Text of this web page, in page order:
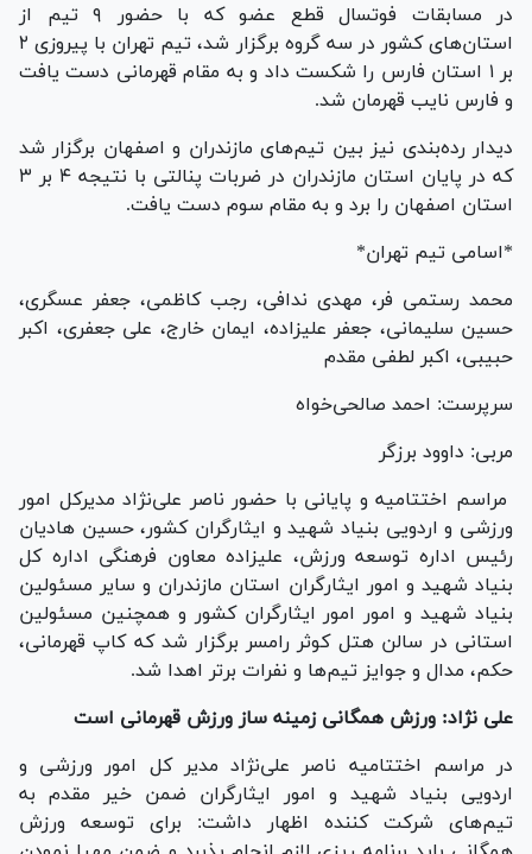
در مسابقات فوتسال قطع عضو که با حضور ۹ تیم از
استان‌های کشور در سه گروه برگزار شد، تیم تهران با پیروزی ۲
بر ۱ استان فارس را شکست داد و به مقام قهرمانی دست یافت
و فارس نایب قهرمان شد.
دیدار رده‌بندی نیز بین تیم‌های مازندران و اصفهان برگزار شد
که در پایان استان مازندران در ضربات پنالتی با نتیجه ۴ بر ۳
استان اصفهان را برد و به مقام سوم دست یافت.
*اسامی تیم تهران*
محمد رستمی فر، مهدی ندافی، رجب کاظمی، جعفر عسگری،
حسین سلیمانی، جعفر علیزاده، ایمان خارج، علی جعفری، اکبر
حبیبی، اکبر لطفی مقدم
سرپرست: احمد صالحی‌خواه
مربی: داوود برزگر
مراسم اختتامیه و پایانی با حضور ناصر علی‌نژاد مدیرکل امور
ورزشی و اردویی بنیاد شهید و ایثارگران کشور، حسین هادیان
رئیس اداره توسعه ورزش، علیزاده معاون فرهنگی اداره کل
بنیاد شهید و امور ایثارگران استان مازندران و سایر مسئولین
بنیاد شهید و امور امور ایثارگران کشور و همچنین مسئولین
استانی در سالن هتل کوثر رامسر برگزار شد که کاپ قهرمانی،
حکم، مدال و جوایز تیم‌ها و نفرات برتر اهدا شد.
علی نژاد: ورزش همگانی زمینه ساز ورزش قهرمانی است
در مراسم اختتامیه ناصر علی‌نژاد مدیر کل امور ورزشی و
اردویی بنیاد شهید و امور ایثارگران ضمن خیر مقدم به
تیم‌های شرکت کننده اظهار داشت: برای توسعه ورزش